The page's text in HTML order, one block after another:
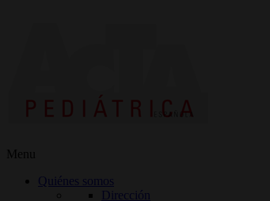
Menu
Quiénes somos
Dirección